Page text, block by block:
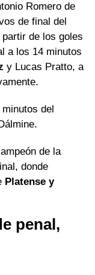
Romero de
de final del
de los goles
a los 14 minutos
y Lucas Pratto, a
del
de la
donde
Platense y
penal,